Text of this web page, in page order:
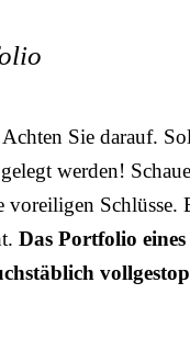
Achten Sie darauf.
werden!
voreiligen Schlüsse.
Das Portfolio eines